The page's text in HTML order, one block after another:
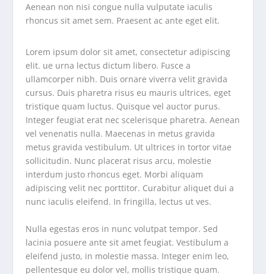
Aenean non nisi congue nulla vulputate iaculis
rhoncus sit amet sem. Praesent ac ante eget elit.
Lorem ipsum dolor sit amet, consectetur adipiscing
elit. ue urna lectus dictum libero. Fusce a
ullamcorper nibh. Duis ornare viverra velit gravida
cursus. Duis pharetra risus eu mauris ultrices, eget
tristique quam luctus. Quisque vel auctor purus.
Integer feugiat erat nec scelerisque pharetra. Aenean
vel venenatis nulla. Maecenas in metus gravida
metus gravida vestibulum. Ut ultrices in tortor vitae
sollicitudin. Nunc placerat risus arcu, molestie
interdum justo rhoncus eget. Morbi aliquam
adipiscing velit nec porttitor. Curabitur aliquet dui a
nunc iaculis eleifend. In fringilla, lectus ut ves.
Nulla egestas eros in nunc volutpat tempor. Sed
lacinia posuere ante sit amet feugiat. Vestibulum a
eleifend justo, in molestie massa. Integer enim leo,
pellentesque eu dolor vel, mollis tristique quam.